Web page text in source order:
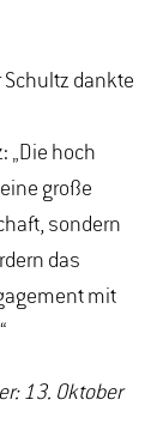
Schultz dankte
„Die hoch
große
sondern
das
mit
13. Oktober